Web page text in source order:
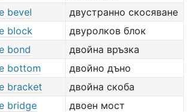
bevel
двустранно скосяване
block
двуролков блок
bond
двойна връзка
bottom
двойно дъно
bracket
двойна скоба
bridge
двоен мост